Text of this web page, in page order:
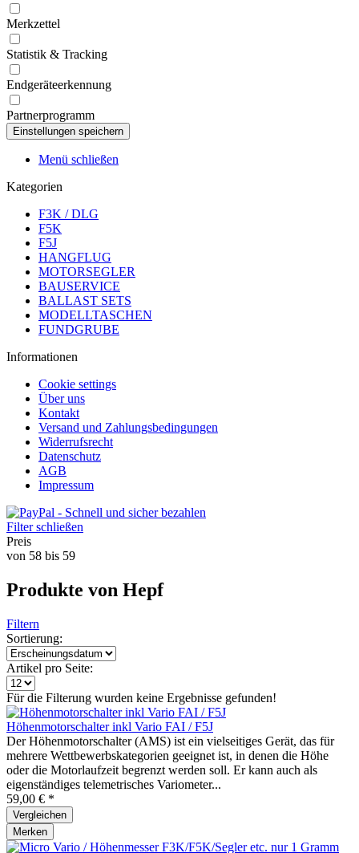
Merkzettel
Statistik & Tracking
Endgeräteerkennung
Partnerprogramm
Menü schließen
Kategorien
F3K / DLG
F5K
F5J
HANGFLUG
MOTORSEGLER
BAUSERVICE
BALLAST SETS
MODELLTASCHEN
FUNDGRUBE
Informationen
Cookie settings
Über uns
Kontakt
Versand und Zahlungsbedingungen
Widerrufsrecht
Datenschutz
AGB
Impressum
Filter schließen
Preis
von 58 bis 59
Produkte von Hepf
Filtern
Sortierung:
Artikel pro Seite:
Für die Filterung wurden keine Ergebnisse gefunden!
Höhenmotorschalter inkl Vario FAI / F5J
Der Höhenmotorschalter (AMS) ist ein vielseitiges Gerät, das für
mehrere Wettbewerbskategorien geeignet ist, in denen die Höhe
oder die Motorlaufzeit begrenzt werden soll. Er kann auch als
eigenständiges telemetrisches Variometer...
59,00 € *
Vergleichen
Merken